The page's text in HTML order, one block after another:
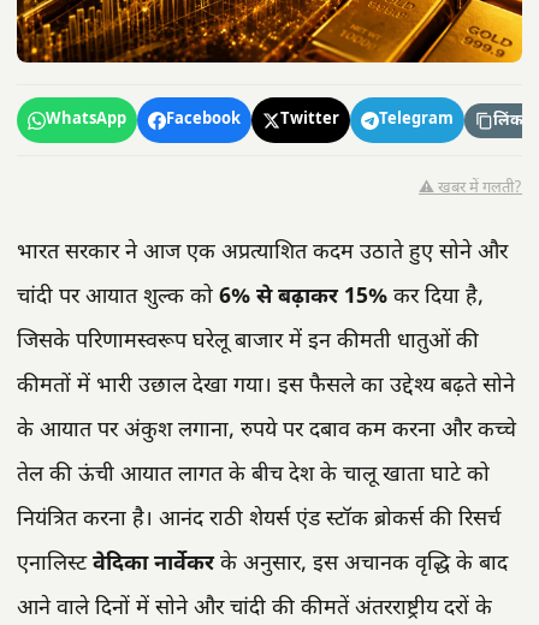
WhatsApp Facebook Twitter Telegram लिंक
⚠️ खबर में गलती?
भारत सरकार ने आज एक अप्रत्याशित कदम उठाते हुए सोने और
चांदी पर आयात शुल्क को 6% से बढ़ाकर 15% कर दिया है,
जिसके परिणामस्वरूप घरेलू बाजार में इन कीमती धातुओं की
कीमतों में भारी उछाल देखा गया। इस फैसले का उद्देश्य बढ़ते सोने
के आयात पर अंकुश लगाना, रुपये पर दबाव कम करना और कच्चे
तेल की ऊंची आयात लागत के बीच देश के चालू खाता घाटे को
नियंत्रित करना है। आनंद राठी शेयर्स एंड स्टॉक ब्रोकर्स की रिसर्च
एनालिस्टवेदिका नार्वेकरके अनुसार, इस अचानक वृद्धि के बाद
आने वाले दिनों में सोने और चांदी की कीमतें अंतरराष्ट्रीय दरों के